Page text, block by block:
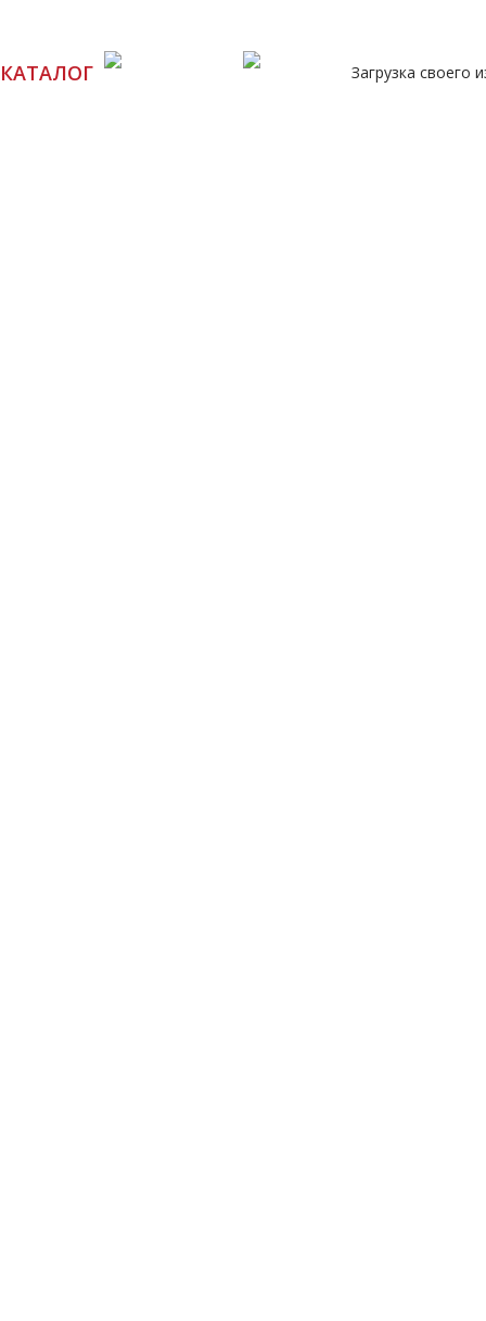
КАТАЛОГ Загрузка своего